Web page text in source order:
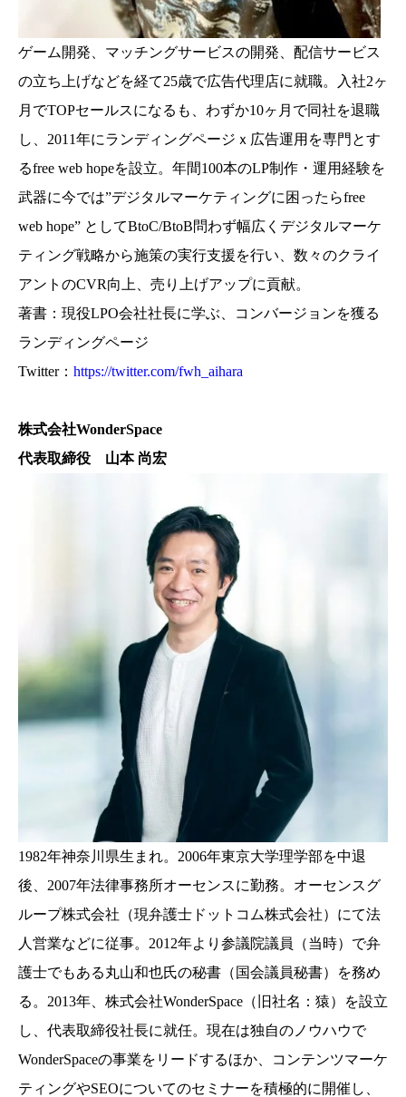
ゲーム開発、マッチングサービスの開発、配信サービス
の立ち上げなどを経て25歳で広告代理店に就職。入社2ヶ
月でTOPセールスになるも、わずか10ヶ月で同社を退職
し、2011年にランディングページｘ広告運用を専門とす
るfree web hopeを設立。年間100本のLP制作・運用経験を
武器に今では”デジタルマーケティングに困ったらfree
web hope” としてBtoC/BtoB問わず幅広くデジタルマーケ
ティング戦略から施策の実行支援を行い、数々のクライ
アントのCVR向上、売り上げアップに貢献。
著書：現役LPO会社社長に学ぶ、コンバージョンを獲る
ランディングページ
Twitter： https://twitter.com/fwh_aihara
株式会社WonderSpace
代表取締役 山本 尚宏
1982年神奈川県生まれ。2006年東京大学理学部を中退
後、2007年法律事務所オーセンスに勤務。オーセンスグ
ループ株式会社（現弁護士ドットコム株式会社）にて法
人営業などに従事。2012年より参議院議員（当時）で弁
護士でもある丸山和也氏の秘書（国会議員秘書）を務め
る。2013年、株式会社WonderSpace（旧社名：猿）を設立
し、代表取締役社長に就任。現在は独自のノウハウで
WonderSpaceの事業をリードするほか、コンテンツマーケ
ティングやSEOについてのセミナーを積極的に開催し、